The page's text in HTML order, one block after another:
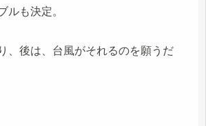
ルも決定。
、後は、台風がそれるのを願うだ